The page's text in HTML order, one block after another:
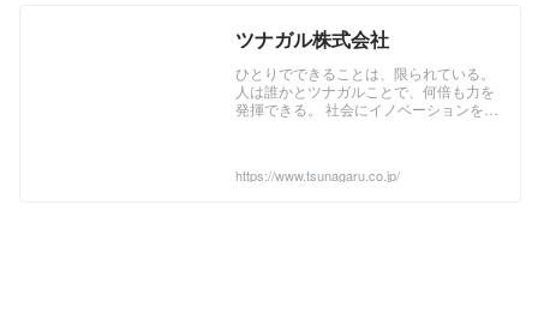
ツナガル株式会社
ひとりでできることは、限られている。
人は誰かとツナガルことで、何倍も力を
発揮できる。 社会にイノベーションを起
て、社会に還元する。 そうすれば、もっ
https://www.tsunagaru.co.jp/